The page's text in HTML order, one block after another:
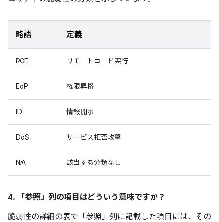
略語 定義
RCE リモートコード実行
EoP 権限昇格
ID 情報開示
DoS サービス拒否攻撃
N/A 該当する分類なし
4. 「参照」 列の項目はどういう意味ですか？
脆弱性の詳細の表で「参照」 列に記載した項目には、その